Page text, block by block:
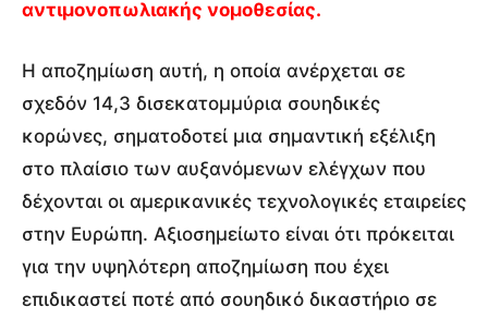
αντιμονοπωλιακής νομοθεσίας.
Η αποζημίωση αυτή, η οποία ανέρχεται σε
σχεδόν 14,3 δισεκατομμύρια σουηδικές
κορώνες, σηματοδοτεί μια σημαντική εξέλιξη
στο πλαίσιο των αυξανόμενων ελέγχων που
δέχονται οι αμερικανικές τεχνολογικές εταιρείες
στην Ευρώπη. Αξιοσημείωτο είναι ότι πρόκειται
για την υψηλότερη αποζημίωση που έχει
επιδικαστεί ποτέ από σουηδικό δικαστήριο σε